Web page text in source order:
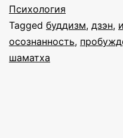
потерять
Психология
Tagged буддизм, дзэн,
осознанность,
шаматха